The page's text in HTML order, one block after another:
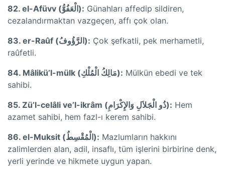
82. el-Afüvv (الْعَفُوُّ): Günahları affedip sildiren,
cezalandırmaktan vazgeçen, affı çok olan.
83. er-Raûf (الرَّؤُوفُ): Çok şefkatli, pek merhametli,
raûfetli.
84. Mâlikü’l-mülk (مَالِكُ الْمُلْكِ): Mülkün ebedi ve tek
sahibi.
85. Zü’l-celâli ve’l-ikrâm (ذُو الْجَلاَلِ وَالإِكْرَامِ): Hem
azamet sahibi, hem fazl-ı kerem sahibi.
86. el-Muksit (الْمُقْسِطُ): Mazlumların hakkını
zalimlerden alan, adil, insaflı, tüm işlerini birbirine denk,
yerli yerinde ve hikmete uygun yapan.